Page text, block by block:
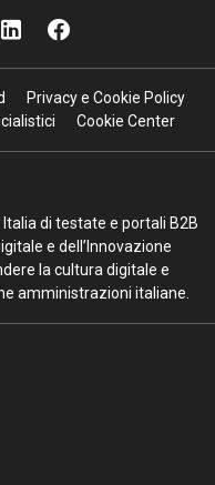
Privacy e Cookie Policy
Cookie Center
di testate e portali B2B
e dell’Innovazione
la cultura digitale e
amministrazioni italiane.